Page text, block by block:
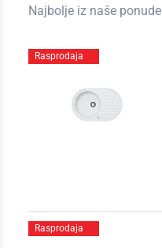
Najbolje iz naše ponude
Rasprodaja
Rasprodaja